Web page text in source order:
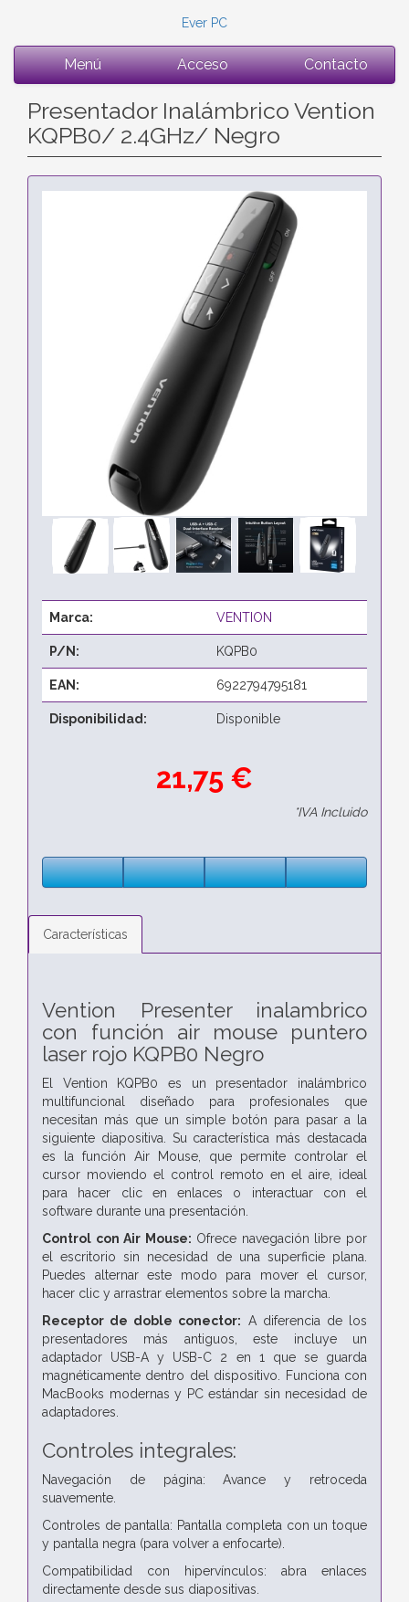
Ever PC
Menú Acceso Contacto
Presentador Inalámbrico Vention
KQPB0/ 2.4GHz/ Negro
Marca: VENTION
P/N: KQPB0
EAN: 6922794795181
Disponibilidad: Disponible
21,75 €
*IVA Incluido
Características
Vention Presenter inalambrico
con función air mouse puntero
laser rojo KQPB0 Negro
El Vention KQPB0 es un presentador inalámbrico
multifuncional diseñado para profesionales que
necesitan más que un simple botón para pasar a la
siguiente diapositiva. Su característica más destacada
es la función Air Mouse, que permite controlar el
cursor moviendo el control remoto en el aire, ideal
para hacer clic en enlaces o interactuar con el
software durante una presentación.
Control con Air Mouse: Ofrece navegación libre por
el escritorio sin necesidad de una superficie plana.
Puedes alternar este modo para mover el cursor,
hacer clic y arrastrar elementos sobre la marcha.
Receptor de doble conector: A diferencia de los
presentadores más antiguos, este incluye un
adaptador USB-A y USB-C 2 en 1 que se guarda
magnéticamente dentro del dispositivo. Funciona con
MacBooks modernas y PC estándar sin necesidad de
adaptadores.
Controles integrales:
Navegación de página: Avance y retroceda
suavemente.
Controles de pantalla: Pantalla completa con un toque
y pantalla negra (para volver a enfocarte).
Compatibilidad con hipervínculos: abra enlaces
directamente desde sus diapositivas.